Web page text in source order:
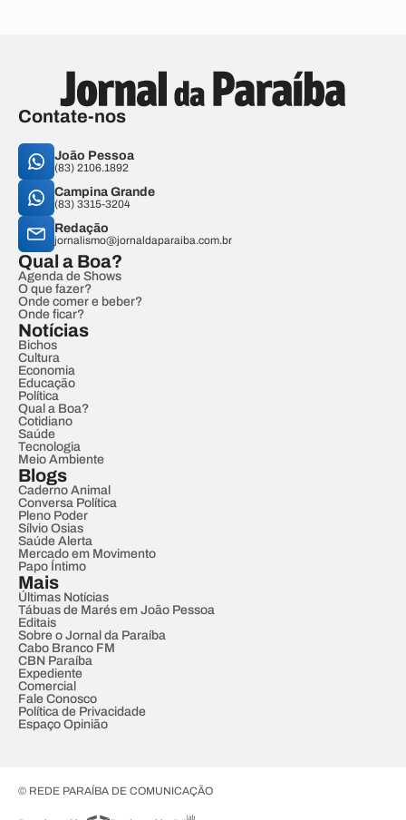
Contate-nos
João Pessoa
(83) 2106.1892
Campina Grande
(83) 3315-3204
Redação
jornalismo@jornaldaparaiba.com.br
Qual a Boa?
Agenda de Shows
O que fazer?
Onde comer e beber?
Onde ficar?
Notícias
Bichos
Cultura
Economia
Educação
Política
Qual a Boa?
Cotidiano
Saúde
Tecnologia
Meio Ambiente
Blogs
Caderno Animal
Conversa Política
Pleno Poder
Sílvio Osias
Saúde Alerta
Mercado em Movimento
Papo Íntimo
Mais
Últimas Notícias
Tábuas de Marés em João Pessoa
Editais
Sobre o Jornal da Paraíba
Cabo Branco FM
CBN Paraíba
Expediente
Comercial
Fale Conosco
Política de Privacidade
Espaço Opinião
© REDE PARAÍBA DE COMUNICAÇÃO